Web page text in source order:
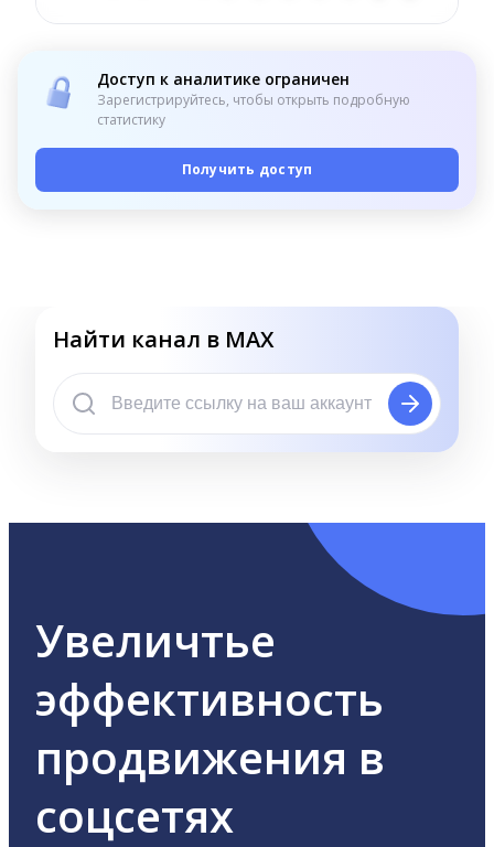
Доступ к аналитике ограничен
Зарегистрируйтесь, чтобы открыть подробную
статистику
Получить доступ
Найти канал в MAX
Увеличтье
эффективность
продвижения в
соцсетях